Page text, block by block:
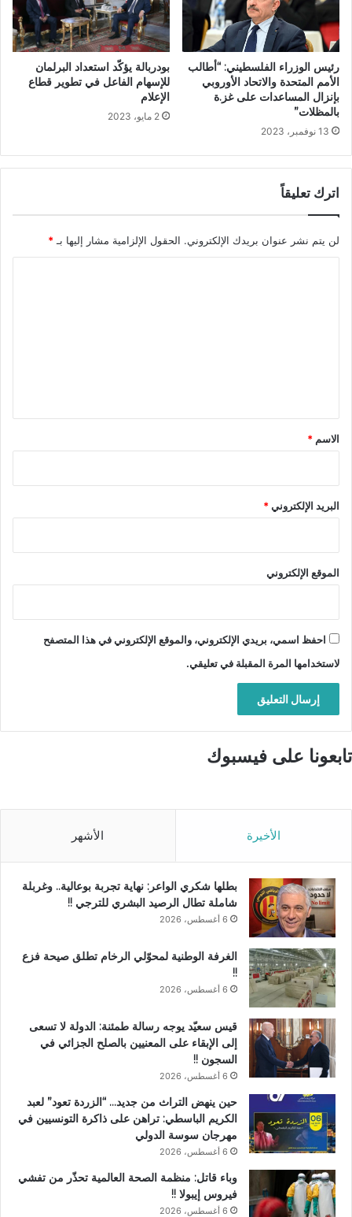
رئيس الوزراء الفلسطيني: “أطالب
الأمم المتحدة والاتحاد الأوروبي
بإنزال المساعدات على غز.ة
بالمظلات”
13 نوفمبر، 2023
بودربالة يؤكّد استعداد البرلمان
للإسهام الفاعل في تطوير قطاع
الإعلام
2 مايو، 2023
اترك تعليقاً
لن يتم نشر عنوان بريدك الإلكتروني. الحقول الإلزامية مشار إليها بـ *
*
الاسم *
البريد الإلكتروني*
الموقع الإلكتروني
احفظ اسمي، بريدي الإلكتروني، والموقع الإلكتروني في هذا المتصفح
لاستخدامها المرة المقبلة في تعليقي.
تابعونا على فيسبوك
الأخيرة الأشهر
بطلها شكري الواعر: نهاية تجربة بوعالية.. وغربلة
شاملة تطال الرصيد البشري للترجي !!
6 أغسطس، 2026
الغرفة الوطنية لمحوّلي الرخام تطلق صيحة فزع
!!
6 أغسطس، 2026
قيس سعيّد يوجه رسالة طمئنة: الدولة لا تسعى
إلى الإبقاء على المعنيين بالصلح الجزائي في
السجون !!
6 أغسطس، 2026
حين ينهض التراث من جديد… “الزردة تعود” لعبد
الكريم الباسطي: تراهن على ذاكرة التونسيين في
مهرجان سوسة الدولي
6 أغسطس، 2026
وباء قاتل: منظمة الصحة العالمية تحذّر من تفشي
فيروس إيبولا !!
6 أغسطس، 2026